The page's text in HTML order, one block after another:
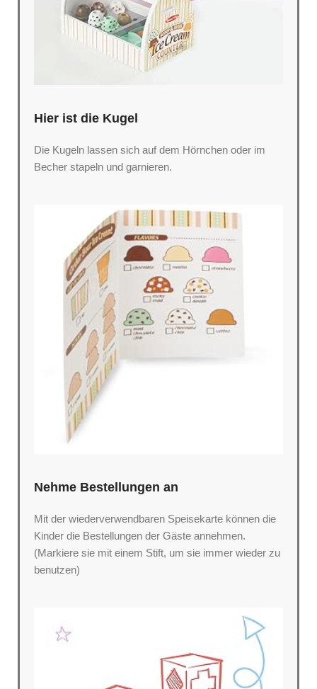
Hier ist die Kugel
Die Kugeln lassen sich auf dem Hörnchen oder im
Becher stapeln und garnieren.
Nehme Bestellungen an
Mit der wiederverwendbaren Speisekarte können die
Kinder die Bestellungen der Gäste annehmen.
(Markiere sie mit einem Stift, um sie immer wieder zu
benutzen)